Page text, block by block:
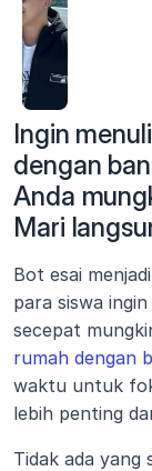
Ingin
dengan
Anda
Mari
Bot esai
para siswa
secepat
rumah dengan
waktu untuk
lebih penting
Tidak ada yang